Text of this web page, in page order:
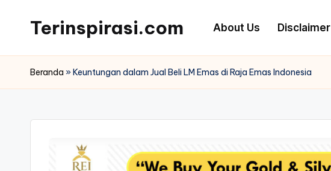
content
Terinspirasi.com
Muda
Terkini
About Us Disclaimer
Beranda »Keuntungan dalam Jual Beli LM Emas di Raja Emas Indonesia